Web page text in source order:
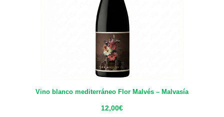
Vino blanco mediterráneo Flor Malvés – Malvasía
12,00€